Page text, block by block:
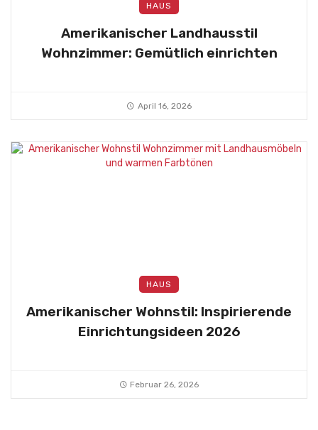
HAUS
Amerikanischer Landhausstil
Wohnzimmer: Gemütlich einrichten
April 16, 2026
HAUS
Amerikanischer Wohnstil: Inspirierende
Einrichtungsideen 2026
Februar 26, 2026